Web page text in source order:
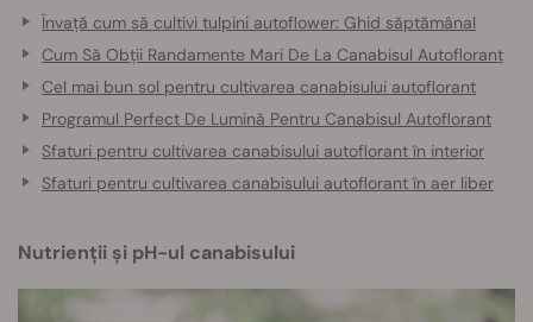
Învață cum să cultivi tulpini autoflower: Ghid săptămânal
Cum Să Obții Randamente Mari De La Canabisul Autoflorant
Cel mai bun sol pentru cultivarea canabisului autoflorant
Programul Perfect De Lumină Pentru Canabisul Autoflorant
Sfaturi pentru cultivarea canabisului autoflorant în interior
Sfaturi pentru cultivarea canabisului autoflorant în aer liber
Nutrienții și pH-ul canabisului